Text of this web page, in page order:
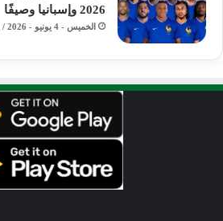
2026 وإسبانيا وصيفًا
الخميس - 4 يونيو - 2026 / 8:59 صباحًا